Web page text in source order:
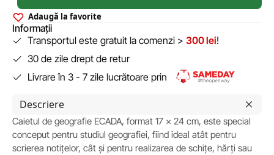
Adaugă la favorite
Informații
Transportul este gratuit la comenzi > 300 lei!
30 de zile drept de retur
Livrare în 3 - 7 zile lucrătoare prin
Descriere
Caietul de geografie ECADA, format 17 × 24 cm, este special
conceput pentru studiul geografiei, fiind ideal atât pentru
scrierea notițelor, cât și pentru realizarea de schițe, hărți sau